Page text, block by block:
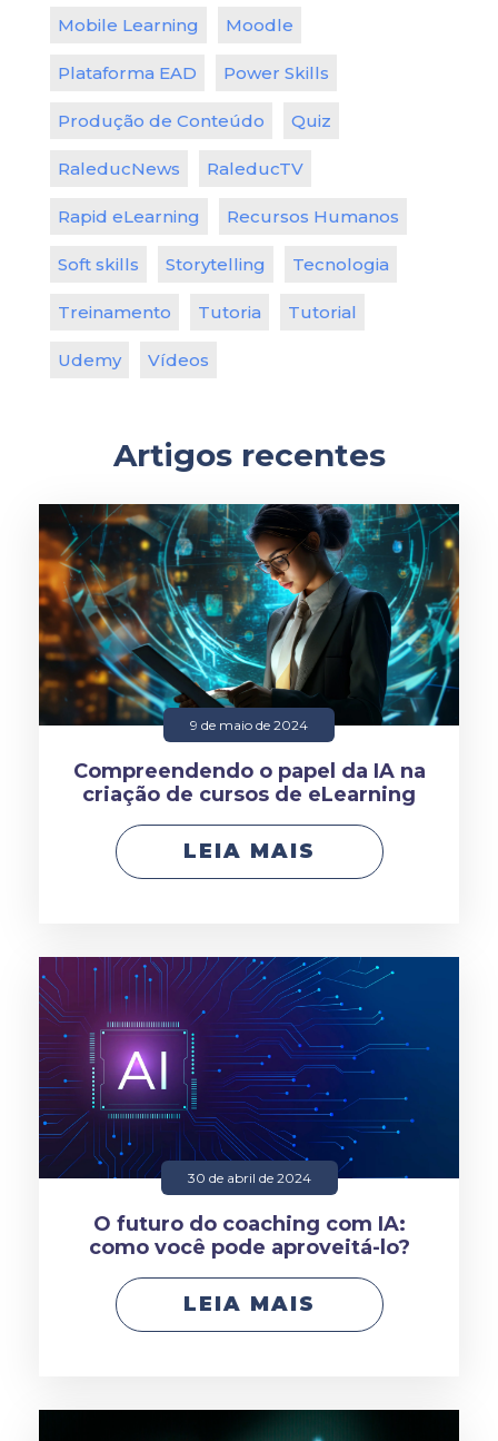
Mobile Learning Moodle
Plataforma EAD Power Skills
Produção de Conteúdo Quiz
RaleducNews RaleducTV
Rapid eLearning Recursos Humanos
Soft skills Storytelling Tecnologia
Treinamento Tutoria Tutorial
Udemy Vídeos
Artigos recentes
9 de maio de 2024
Compreendendo o papel da IA na
criação de cursos de eLearning
LEIA MAIS
30 de abril de 2024
O futuro do coaching com IA:
como você pode aproveitá-lo?
LEIA MAIS